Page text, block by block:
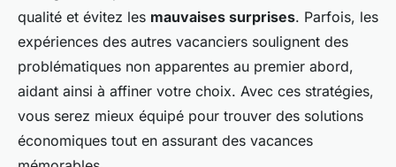
qualité et évitez les mauvaises surprises. Parfois, les
expériences des autres vacanciers soulignent des
problématiques non apparentes au premier abord,
aidant ainsi à affiner votre choix. Avec ces stratégies,
vous serez mieux équipé pour trouver des solutions
économiques tout en assurant des vacances